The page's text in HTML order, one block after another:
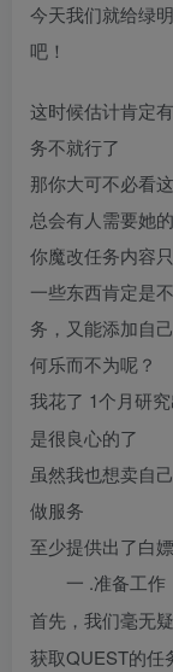
今天我们就给绿
吧！
这时候估计肯定
务不就行了
那你大可不必看
总会有人需要她的
你魔改任务内容
一些东西肯定是
务，又能添加自
何乐而不为呢？
我花了 1个月研
是很良心的了
虽然我也想卖自
做服务
至少提供出了白
一 .准备工作
首先，我们毫无
获取QUEST的任